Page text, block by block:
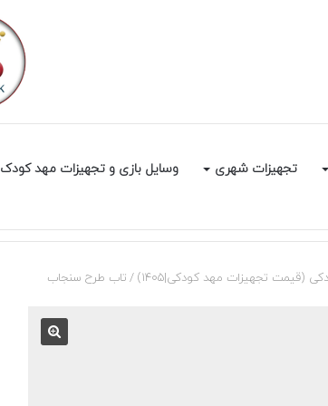
تجهیزات شهری وسایل بازی و تجهیزات مهد کودک
(قیمت تجهیزات مهد کودکی|1405) / تاب طرح سنجاب